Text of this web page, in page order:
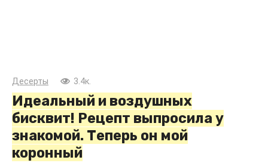
Десерты 3.4к.
Идеальный и воздушных
бисквит! Рецепт выпросила у
знакомой. Теперь он мой
коронный